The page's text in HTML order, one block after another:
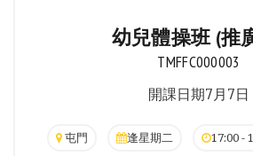
幼兒體操班 (推
TMFFC000003
開課日期7月7日
屯門 逢星期二 17:00 -